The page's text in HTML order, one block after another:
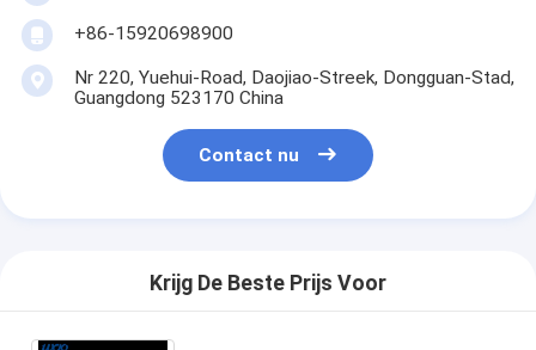
+86-15920698900
Nr 220, Yuehui-Road, Daojiao-Streek, Dongguan-Stad,
Guangdong 523170 China
Contact nu
Krijg De Beste Prijs Voor